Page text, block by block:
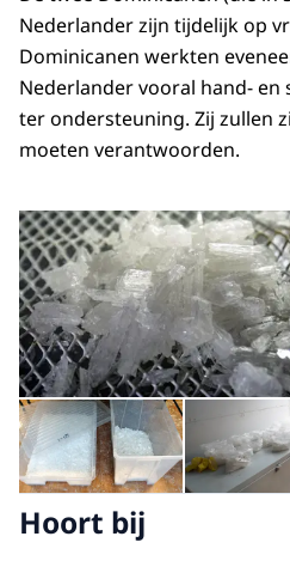
Nederlander zijn tijdelijk op
Dominicanen werkten
Nederlander vooral hand- en
ter ondersteuning. Zij zullen
moeten verantwoorden.
Open de
Hoort bij